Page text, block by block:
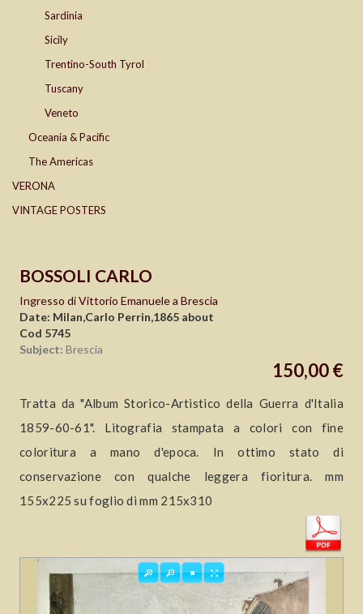
Sardinia
Sicily
Trentino-South Tyrol
Tuscany
Veneto
Oceania & Pacific
The Americas
VERONA
VINTAGE POSTERS
BOSSOLI CARLO
Ingresso di Vittorio Emanuele a Brescia
Date: Milan,Carlo Perrin,1865 about
Cod 5745
Subject: Brescia
150,00 €
Tratta da "Album Storico-Artistico della Guerra d'Italia
1859-60-61". Litografia stampata a colori con fine
coloritura a mano d'epoca. In ottimo stato di
conservazione con qualche leggera fioritura. mm
155x225 su foglio di mm 215x310